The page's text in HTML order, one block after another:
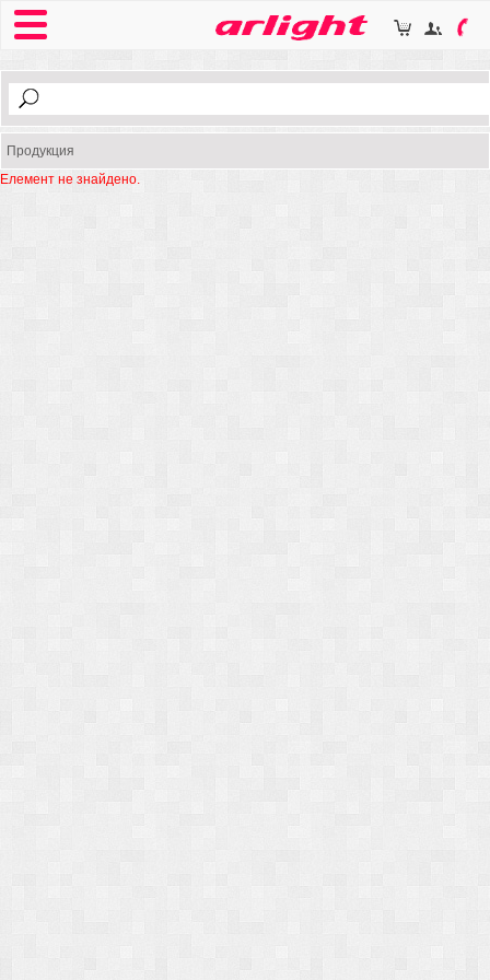
Продукция
Елемент не знайдено.